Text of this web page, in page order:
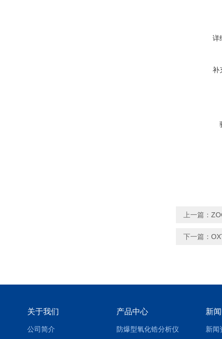
详
补
上一篇：
下一篇：
关于我们
公司简介
产品中心
防爆型氧化锆分析仪
新
新闻